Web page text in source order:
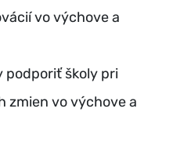
vo výchove a
podporiť školy pri
zmien vo výchove a